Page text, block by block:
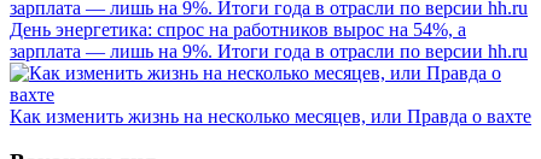
День энергетика: спрос на работников вырос на 54%, а
зарплата — лишь на 9%. Итоги года в отрасли по версии hh.ru
Как изменить жизнь на несколько месяцев, или Правда о вахте